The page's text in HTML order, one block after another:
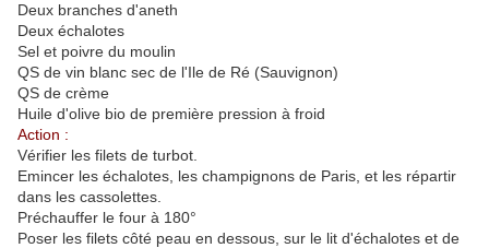
Deux branches d'aneth
Deux échalotes
Sel et poivre du moulin
QS de vin blanc sec de l'Ile de Ré (Sauvignon)
QS de crème
Huile d'olive bio de première pression à froid
Action :
Vérifier les filets de turbot.
Emincer les échalotes, les champignons de Paris, et les répartir
dans les cassolettes.
Préchauffer le four à 180°
Poser les filets côté peau en dessous, sur le lit d'échalotes et de